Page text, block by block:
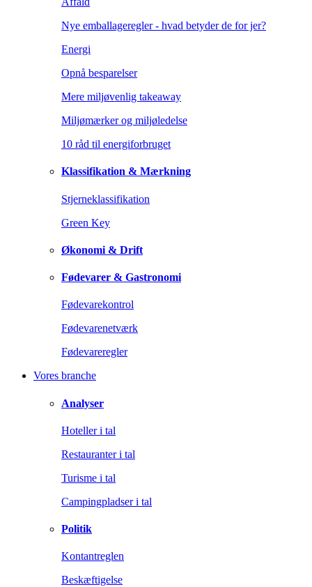
Nye emballageregler - hvad betyder de for jer?
Energi
Opnå besparelser
Mere miljøvenlig takeaway
Miljømærker og miljøledelse
10 råd til energiforbruget
Klassifikation & Mærkning
Stjerneklassifikation
Green Key
Økonomi & Drift
Fødevarer & Gastronomi
Fødevarekontrol
Fødevarenetværk
Fødevareregler
Vores branche
Analyser
Hoteller i tal
Restauranter i tal
Turisme i tal
Campingpladser i tal
Politik
Kontantreglen
Beskæftigelse